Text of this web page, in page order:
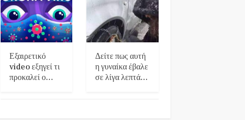
Εξαιρετικό
video εξηγεί τι
προκαλεί ο…
Δείτε πως αυτή
η γυναίκα έβαλε
σε λίγα λεπτά…